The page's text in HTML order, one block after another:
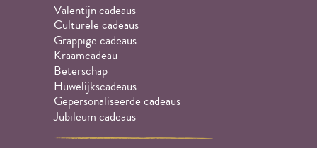
Valentijn cadeaus
Culturele cadeaus
Grappige cadeaus
Kraamcadeau
Beterschap
Huwelijkscadeaus
Gepersonaliseerde cadeaus
Jubileum cadeaus